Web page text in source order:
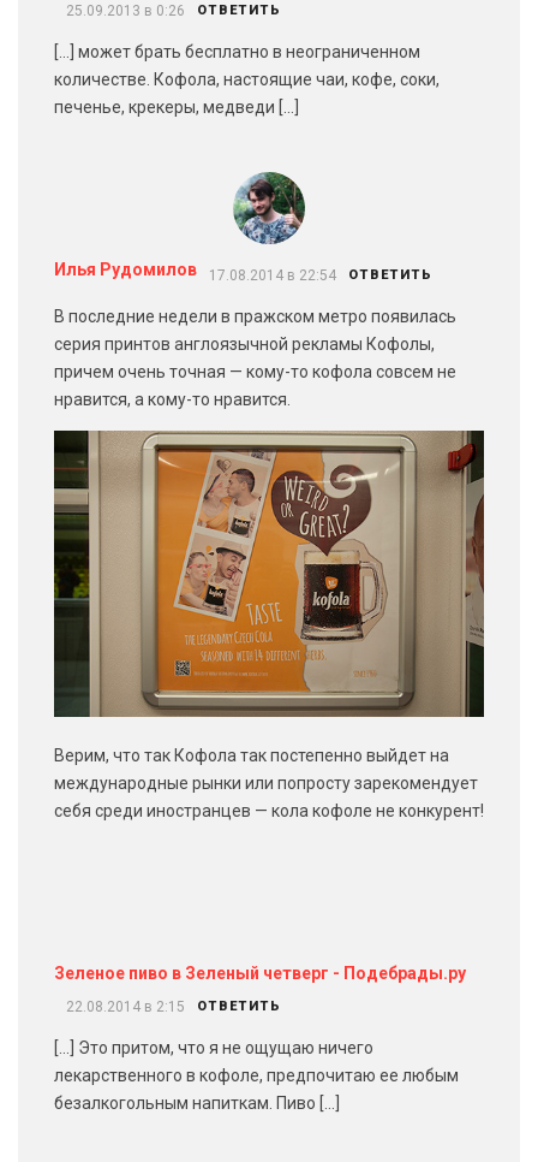
25.09.2013 в 0:26 ОТВЕТИТЬ
[…] может брать бесплатно в неограниченном
количестве. Кофола, настоящие чаи, кофе, соки,
печенье, крекеры, медведи […]
Илья Рудомилов 17.08.2014 в 22:54 ОТВЕТИТЬ
В последние недели в пражском метро появилась
серия принтов англоязычной рекламы Кофолы,
причем очень точная — кому-то кофола совсем не
нравится, а кому-то нравится.
Верим, что так Кофола так постепенно выйдет на
международные рынки или попросту зарекомендует
себя среди иностранцев — кола кофоле не конкурент!
Зеленое пиво в Зеленый четверг - Подебрады.ру
22.08.2014 в 2:15 ОТВЕТИТЬ
[…] Это притом, что я не ощущаю ничего
лекарственного в кофоле, предпочитаю ее любым
безалкогольным напиткам. Пиво […]